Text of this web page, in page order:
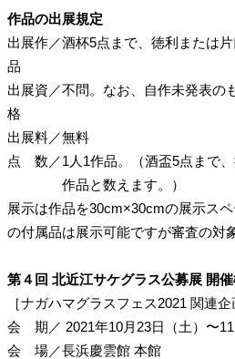
作品の出展規定
出展作
品
／酒杯5点まで、徳利または片
出展資
格
／不問。なお、自作未発表の
出展料／無料
点 数 ／1人1作品。（酒盃5点まで
作品と数えます。）
展示は作品を30cm×30cmの展示ス
の付属品は展示可能ですが審査の対
第４回 北近江サケグラス公募展 開
［ナガハマグラスフェス2021 関連企
会 期／ 2021年10月23日（土）〜11
会 場／長浜慶雲館 本館